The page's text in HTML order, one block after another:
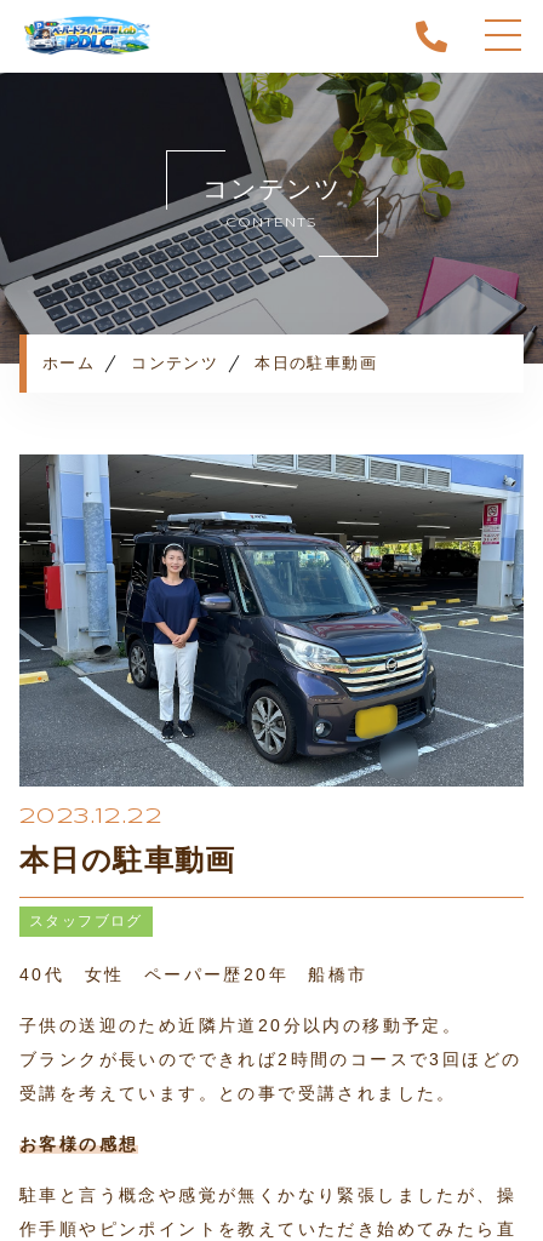
ホーム
当スクールについて
キャンペーン
料金表・コース
出張エリア
予約状況
コンテンツ
利用規約
プライバシーポリシー
コンテンツ
CONTENTS
ホーム コンテンツ 本日の駐車動画
2023.12.22
本日の駐車動画
スタッフブログ
40代 女性 ペーパー歴20年 船橋市
子供の送迎のため近隣片道20分以内の移動予定。
ブランクが長いのでできれば2時間のコースで3回ほどの
受講を考えています。との事で受講されました。
お客様の感想
駐車と言う概念や感覚が無くかなり緊張しましたが、操
作手順やピンポイントを教えていただき始めてみたら直